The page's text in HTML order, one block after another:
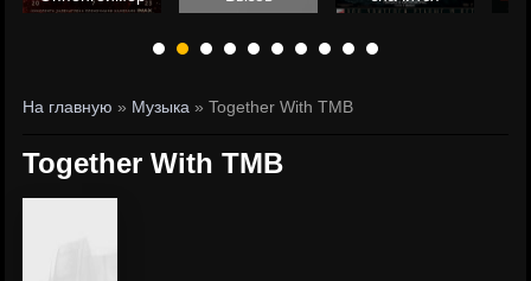
На главную » Музыка » Together With TMB
Together With TMB